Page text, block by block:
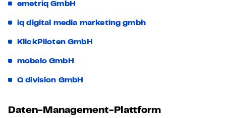
emetriq GmbH
iq digital media marketing gmbh
KlickPiloten GmbH
mobalo GmbH
Q division GmbH
Daten-Management-Plattform